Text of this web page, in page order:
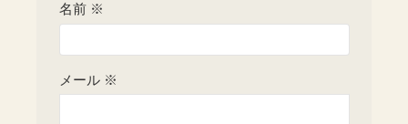
名前 ※
メール ※